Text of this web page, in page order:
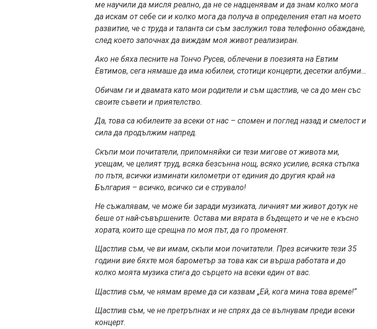
ме научили да мисля реално, да не се надценявам и да знам колко мога
да искам от себе си и колко мога да получа в определения етап на моето
развитие, че с труда и таланта си съм заслужил това телефонно обаждане,
след което започнах да виждам моя живот реализиран.
Ако не бяха песните на Тончо Русев, облечени в поезията на Евтим
Евтимов, сега нямаше да има юбилеи, стотици концерти, десетки албуми…
Обичам ги и двамата като мои родители и съм щастлив, че са до мен със
своите съвети и приятелство.
Да, това са юбилеите за всеки от нас – спомен и поглед назад и смелост и
сила да продължим напред.
Скъпи мои почитатели, припомняйки си тези мигове от живота ми,
усещам, че целият труд, всяка безсънна нощ, всяко усилие, всяка стъпка
по пътя, всички изминати километри от единия до другия край на
България – всичко, всичко си е струвало!
Не съжалявам, че може би заради музиката, личниятми живот дотук не
беше от най-съвършените. Остава ми вярата в бъдещето и че не е късно
хората, които ще срещна по моя път, да го променят.
Щастлив съм, че ви имам, скъпи мои почитатели. През всичките тези 35
години вие бяхте моя барометър за това как си върша работата и до
колко моята музика стига до сърцето на всеки един от вас.
Щастлив съм, че нямам време да си казвам „Ей, кога мина това време!“
Щастлив съм, че не претръпнах и не спрях да се вълнувам преди всеки
концерт.